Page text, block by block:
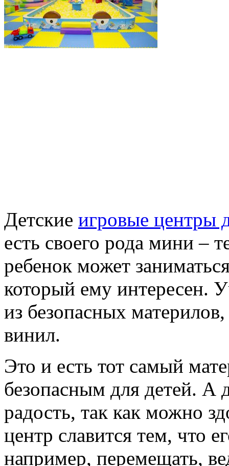
Детские игровые центры
есть своего рода мини –
ребенок может
который ему интересен.
из безопасных
винил.
Это и есть тот самый
безопасным для детей. А
радость, так как можно
центр славится тем, что
например, перемещать,